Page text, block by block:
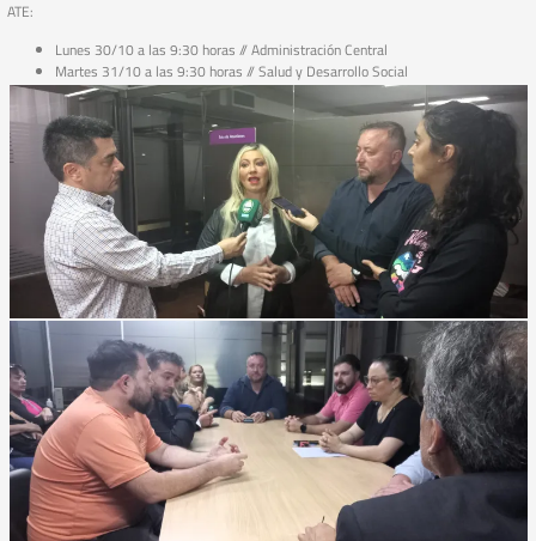
ATE:
Lunes 30/10 a las 9:30 horas // Administración Central
Martes 31/10 a las 9:30 horas // Salud y Desarrollo Social